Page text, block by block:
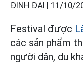
ĐINH ĐẠI | 11/10/
Festival được
các sản phẩm
người dân, du